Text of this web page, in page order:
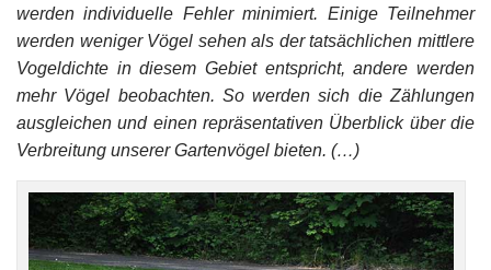
werden individuelle Fehler minimiert. Einige Teilnehmer
werden weniger Vögel sehen als der tatsächlichen mittlere
Vogeldichte in diesem Gebiet entspricht, andere werden
mehr Vögel beobachten. So werden sich die Zählungen
ausgleichen und einen repräsentativen Überblick über die
Verbreitung unserer Gartenvögel bieten. (…)